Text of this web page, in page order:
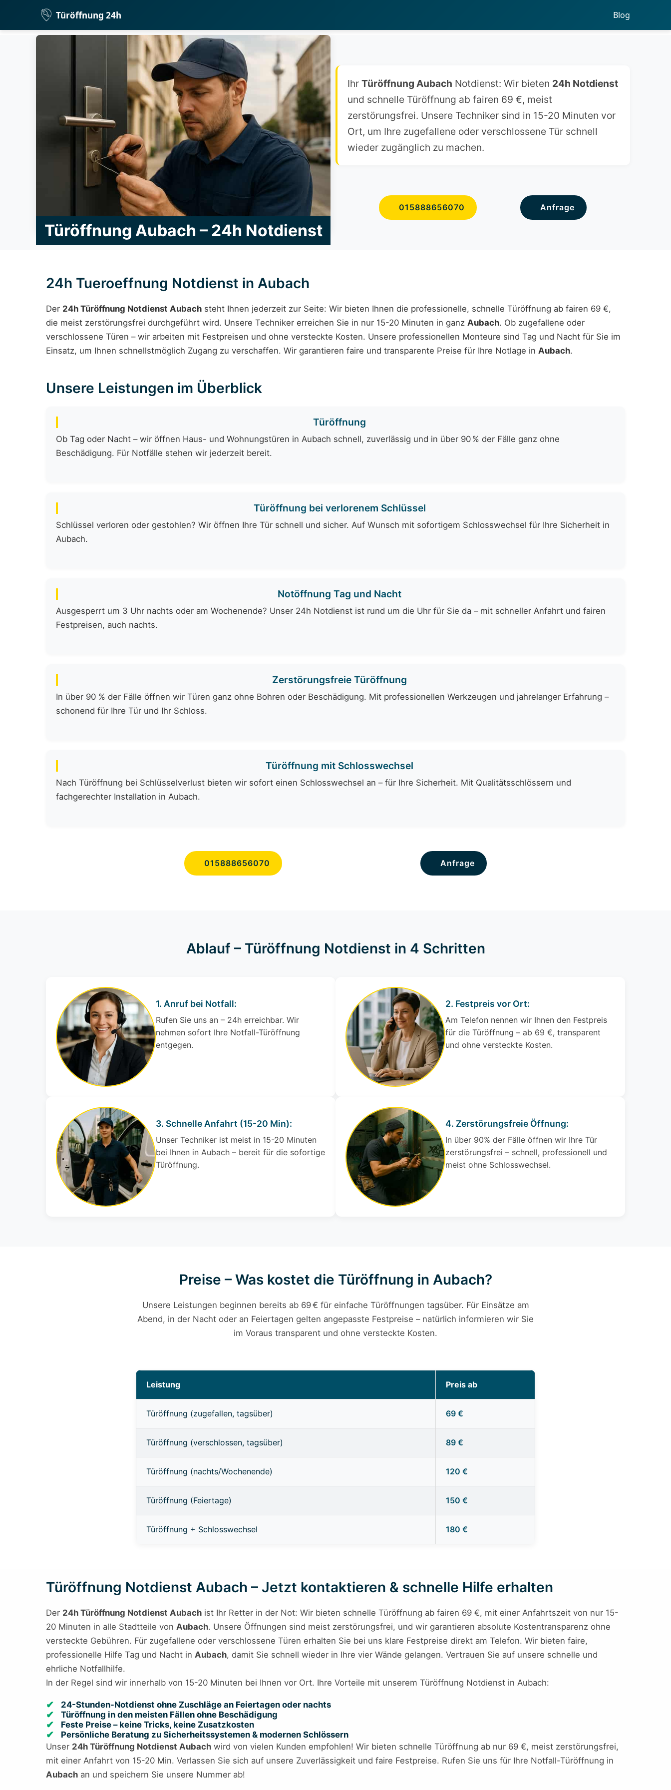
Türöffnung 24h Blog
Türöffnung Aubach – 24h Notdienst
Ihr Türöffnung Aubach Notdienst: Wir bieten 24h Notdienst
und schnelle Türöffnung ab fairen 69 €, meist
zerstörungsfrei. Unsere Techniker sind in 15-20 Minuten vor
Ort, um Ihre zugefallene oder verschlossene Tür schnell
wieder zugänglich zu machen.
015888656070 Anfrage
24h Tueroeffnung Notdienst in Aubach
Der 24h Türöffnung Notdienst Aubach steht Ihnen jederzeit zur Seite: Wir bieten Ihnen die professionelle, schnelle Türöffnung ab fairen 69 €,
die meist zerstörungsfrei durchgeführt wird. Unsere Techniker erreichen Sie in nur 15-20 Minuten in ganz Aubach. Ob zugefallene oder
verschlossene Türen – wir arbeiten mit Festpreisen und ohne versteckte Kosten. Unsere professionellen Monteure sind Tag und Nacht für Sie im
Einsatz, um Ihnen schnellstmöglich Zugang zu verschaffen. Wir garantieren faire und transparente Preise für Ihre Notlage in Aubach.
Unsere Leistungen im Überblick
Türöffnung
Ob Tag oder Nacht – wir öffnen Haus- und Wohnungstüren in Aubach schnell, zuverlässig und in über 90 % der Fälle ganz ohne
Beschädigung. Für Notfälle stehen wir jederzeit bereit.
Türöffnung bei verlorenem Schlüssel
Schlüssel verloren oder gestohlen? Wir öffnen Ihre Tür schnell und sicher. Auf Wunsch mit sofortigem Schlosswechsel für Ihre Sicherheit in
Aubach.
Notöffnung Tag und Nacht
Ausgesperrt um 3 Uhr nachts oder am Wochenende? Unser 24h Notdienst ist rund um die Uhr für Sie da – mit schneller Anfahrt und fairen
Festpreisen, auch nachts.
Zerstörungsfreie Türöffnung
In über 90 % der Fälle öffnen wir Türen ganz ohne Bohren oder Beschädigung. Mit professionellen Werkzeugen und jahrelanger Erfahrung –
schonend für Ihre Tür und Ihr Schloss.
Türöffnung mit Schlosswechsel
Nach Türöffnung bei Schlüsselverlust bieten wir sofort einen Schlosswechsel an – für Ihre Sicherheit. Mit Qualitätsschlössern und
fachgerechter Installation in Aubach.
015888656070 Anfrage
Ablauf – Türöffnung Notdienst in 4 Schritten
1. Anruf bei Notfall:
Rufen Sie uns an – 24h erreichbar. Wir
nehmen sofort Ihre Notfall-Türöffnung
entgegen.
2. Festpreis vor Ort:
Am Telefon nennen wir Ihnen den Festpreis
für die Türöffnung – ab 69 €, transparent
und ohne versteckte Kosten.
3. Schnelle Anfahrt (15-20 Min):
Unser Techniker ist meist in 15-20 Minuten
bei Ihnen in Aubach – bereit für die sofortige
Türöffnung.
4. Zerstörungsfreie Öffnung:
In über 90% der Fälle öffnen wir Ihre Tür
zerstörungsfrei – schnell, professionell und
meist ohne Schlosswechsel.
Preise – Was kostet die Türöffnung in Aubach?
Unsere Leistungen beginnen bereits ab 69 € für einfache Türöffnungen tagsüber. Für Einsätze am
Abend, in der Nacht oder an Feiertagen gelten angepasste Festpreise – natürlich informieren wir Sie
im Voraus transparent und ohne versteckte Kosten.
Leistung Preis ab
Türöffnung (zugefallen, tagsüber) 69 €
Türöffnung (verschlossen, tagsüber) 89 €
Türöffnung (nachts/Wochenende) 120 €
Türöffnung (Feiertage) 150 €
Türöffnung + Schlosswechsel 180 €
Türöffnung Notdienst Aubach – Jetzt kontaktieren & schnelle Hilfe erhalten
Der 24h Türöffnung Notdienst Aubach ist Ihr Retter in der Not: Wir bieten schnelle Türöffnung ab fairen 69 €, mit einer Anfahrtszeit von nur 15-
20 Minuten in alle Stadtteile von Aubach. Unsere Öffnungen sind meist zerstörungsfrei, und wir garantieren absolute Kostentransparenz ohne
versteckte Gebühren. Für zugefallene oder verschlossene Türen erhalten Sie bei uns klare Festpreise direkt am Telefon. Wir bieten faire,
professionelle Hilfe Tag und Nacht in Aubach, damit Sie schnell wieder in Ihre vier Wände gelangen. Vertrauen Sie auf unsere schnelle und
ehrliche Notfallhilfe.
In der Regel sind wir innerhalb von 15-20 Minuten bei Ihnen vor Ort. Ihre Vorteile mit unserem Türöffnung Notdienst in Aubach:
24-Stunden-Notdienst ohne Zuschläge an Feiertagen oder nachts
Türöffnung in den meisten Fällen ohne Beschädigung
Feste Preise – keine Tricks, keine Zusatzkosten
Persönliche Beratung zu Sicherheitssystemen & modernen Schlössern
Unser 24h Türöffnung Notdienst Aubach wird von vielen Kunden empfohlen! Wir bieten schnelle Türöffnung ab nur 69 €, meist zerstörungsfrei,
mit einer Anfahrt von 15-20 Min. Verlassen Sie sich auf unsere Zuverlässigkeit und faire Festpreise. Rufen Sie uns für Ihre Notfall-Türöffnung in
Aubach an und speichern Sie unsere Nummer ab!